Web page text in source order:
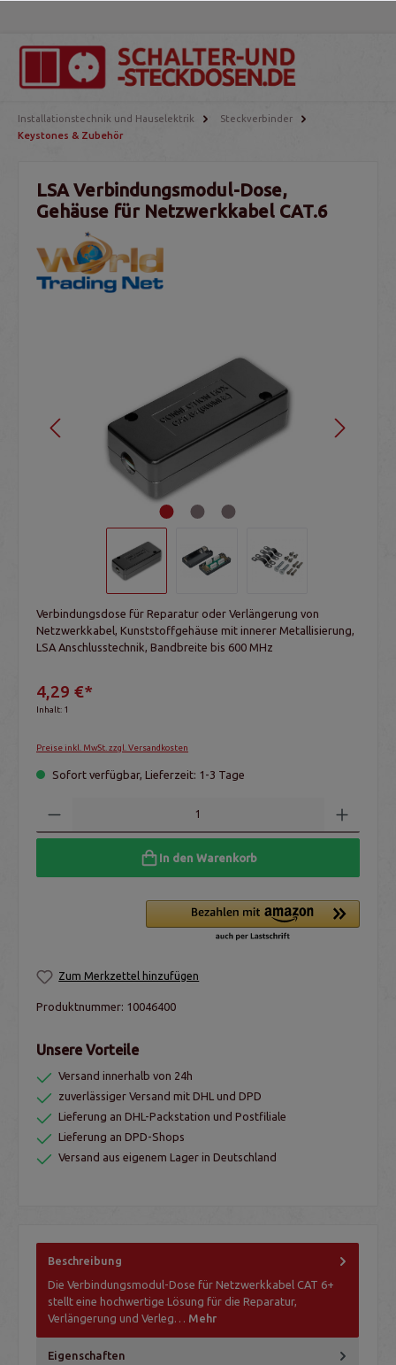
Installationstechnik und Hauselektrik
Steckverbinder
Keystones & Zubehör
LSA Verbindungsmodul-Dose,
Gehäuse für Netzwerkkabel CAT.6
Verbindungsdose für Reparatur oder Verlängerung von
Netzwerkkabel, Kunststoffgehäuse mit innerer Metallisierung,
LSA Anschlusstechnik, Bandbreite bis 600 MHz
4,29 €*
Inhalt: 1
Preise inkl. MwSt. zzgl. Versandkosten
Sofort verfügbar, Lieferzeit: 1-3 Tage
In den Warenkorb
Zum Merkzettel hinzufügen
Produktnummer: 10046400
Unsere Vorteile
Versand innerhalb von 24h
zuverlässiger Versand mit DHL und DPD
Lieferung an DHL-Packstation und Postfiliale
Lieferung an DPD-Shops
Versand aus eigenem Lager in Deutschland
Beschreibung
Die Verbindungsmodul-Dose für Netzwerkkabel CAT 6+
stellt eine hochwertige Lösung für die Reparatur,
Verlängerung und Verleg… Mehr
Eigenschaften